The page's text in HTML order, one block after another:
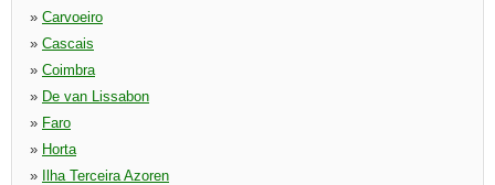
» Carvoeiro
» Cascais
» Coimbra
» De van Lissabon
» Faro
» Horta
»
Ilha Terceira Azoren